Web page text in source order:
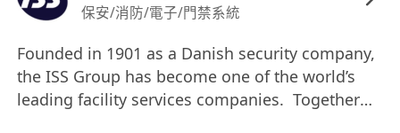
保安/消防/電子/門禁系統
Founded in 1901 as a Danish security company,
the ISS Group has become one of the world’s
leading facility services companies. Together